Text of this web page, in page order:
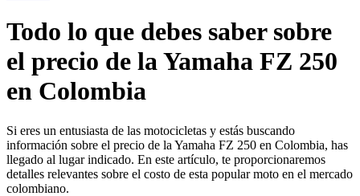
Todo lo que debes saber sobre
el precio de la Yamaha FZ 250
en Colombia
Si eres un entusiasta de las motocicletas y estás buscando
información sobre el precio de la Yamaha FZ 250 en Colombia, has
llegado al lugar indicado. En este artículo, te proporcionaremos
detalles relevantes sobre el costo de esta popular moto en el mercado
colombiano.